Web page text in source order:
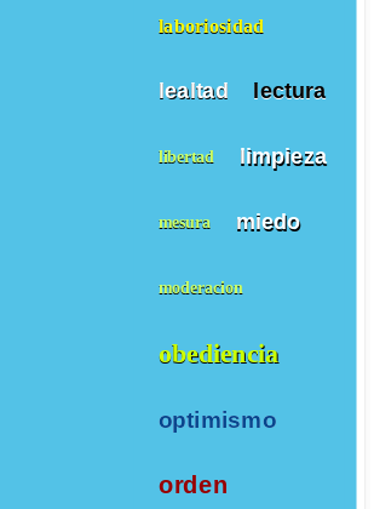
laboriosidad
lealtad lectura
libertad limpieza
mesura miedo
moderacion
obediencia
optimismo
orden